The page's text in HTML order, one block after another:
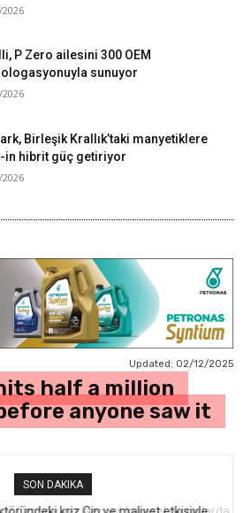
P Zero ailesini 300 OEM
sunuyor
Birleşik Krallık’taki manyetiklere
in hibrit güç getiriyor